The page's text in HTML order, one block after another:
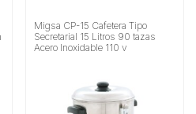
Migsa CP-15 Cafetera Tipo
Secretarial 15 Litros 90 tazas
Acero Inoxidable 110 v